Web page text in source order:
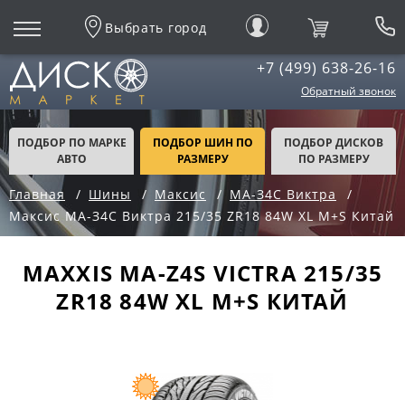
Выбрать город
+7 (499) 638-26-16
Обратный звонок
ПОДБОР ПО МАРКЕ
АВТО
ПОДБОР ШИН ПО
РАЗМЕРУ
ПОДБОР ДИСКОВ
ПО РАЗМЕРУ
Главная Шины Максис
МА-З4С Виктра
Максис МА-З4С Виктра 215/35 ZR18 84W XL M+S Китай
MAXXIS MA-Z4S VICTRA 215/35
ZR18 84W XL M+S КИТАЙ